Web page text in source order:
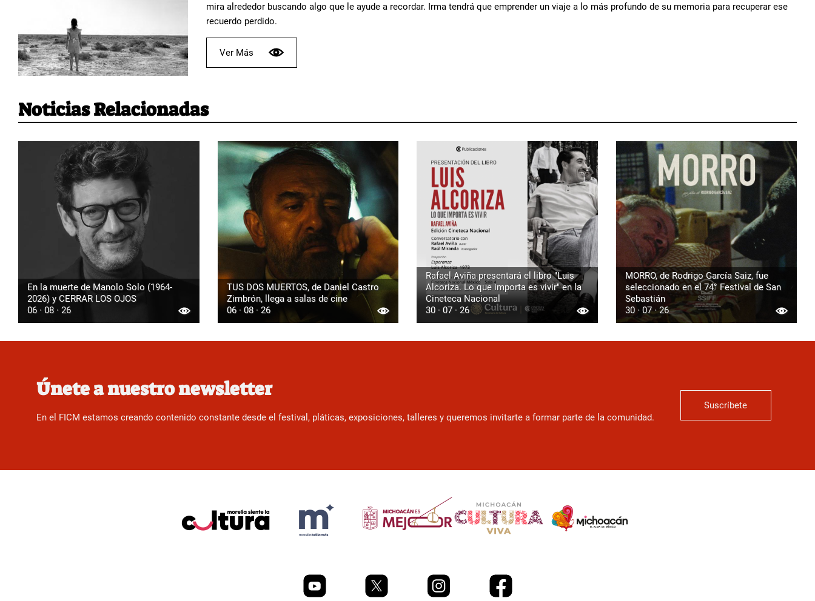
mira alrededor buscando algo que le ayude a recordar. Irma tendrá que emprender un viaje a lo más profundo de su memoria para recuperar ese
recuerdo perdido.
Ver Más
Noticias Relacionadas
En la muerte de Manolo Solo (1964-
2026) y CERRAR LOS OJOS
06 · 08 · 26
TUS DOS MUERTOS, de Daniel Castro
Zimbrón, llega a salas de cine
06 · 08 · 26
Rafael Aviña presentará el libro "Luis
Alcoriza. Lo que importa es vivir" en la
Cineteca Nacional
30 · 07 · 26
MORRO, de Rodrigo García Saiz, fue
seleccionado en el 74° Festival de San
Sebastián
30 · 07 · 26
Únete a nuestro newsletter
En el FICM estamos creando contenido constante desde el festival, pláticas, exposiciones, talleres y queremos invitarte a formar parte de la comunidad.
Suscríbete